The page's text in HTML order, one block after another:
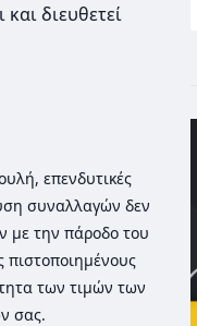
διευθετεί
επενδυτικές
συναλλαγών δεν
με την πάροδο του
πιστοποιημένους
των τιμών των
σας.